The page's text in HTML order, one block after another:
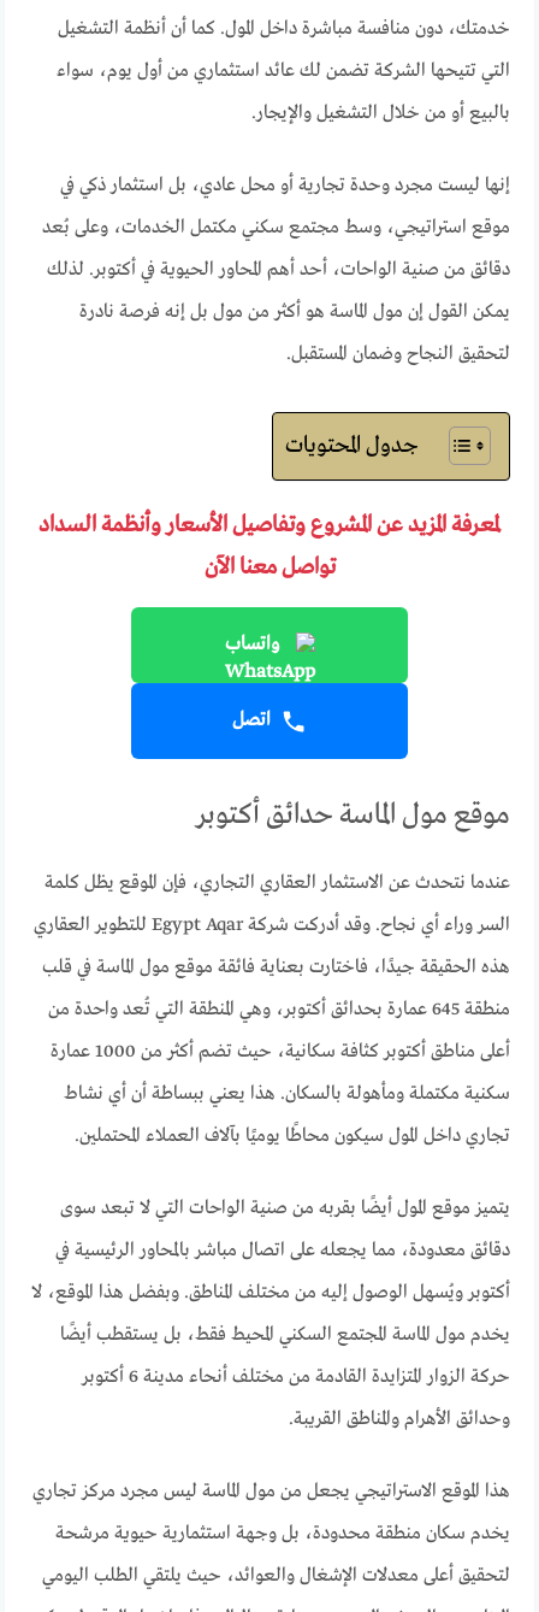
خدمتك، دون منافسة مباشرة داخل المول. كما أن أنظمة التشغيل
التي تتيحها الشركة تضمن لك عائد استثماري من أول يوم، سواء
بالبيع أو من خلال التشغيل والإيجار.
إنها ليست مجرد وحدة تجارية أو محل عادي، بل استثمار ذكي في
موقع استراتيجي، وسط مجتمع سكني مكتمل الخدمات، وعلى بُعد
دقائق من صنية الواحات، أحد أهم المحاور الحيوية في أكتوبر. لذلك
يمكن القول إن مول الماسة هو أكثر من مول بل إنه فرصة نادرة
لتحقيق النجاح وضمان المستقبل.
جدول المحتويات
لمعرفة المزيد عن المشروع وتفاصيل الأسعار وأنظمة السداد
تواصل معنا الآن
واتساب
اتصل
موقع مول الماسة حدائق أكتوبر
عندما نتحدث عن الاستثمار العقاري التجاري، فإن الموقع يظل كلمة
السر وراء أي نجاح. وقد أدركت شركة Egypt Aqar للتطوير العقاري
هذه الحقيقة جيدًا، فاختارت بعناية فائقة موقع مول الماسة في قلب
منطقة 645 عمارة بحدائق أكتوبر، وهي المنطقة التي تُعد واحدة من
أعلى مناطق أكتوبر كثافة سكانية، حيث تضم أكثر من 1000 عمارة
سكنية مكتملة ومأهولة بالسكان. هذا يعني ببساطة أن أي نشاط
تجاري داخل المول سيكون محاطًا يوميًا بآلاف العملاء المحتملين.
يتميز موقع المول أيضًا بقربه من صنية الواحات التي لا تبعد سوى
دقائق معدودة، مما يجعله على اتصال مباشر بالمحاور الرئيسية في
أكتوبر ويُسهل الوصول إليه من مختلف المناطق. وبفضل هذا الموقع، لا
يخدم مول الماسة المجتمع السكني المحيط فقط، بل يستقطب أيضًا
حركة الزوار المتزايدة القادمة من مختلف أنحاء مدينة 6 أكتوبر
وحدائق الأهرام والمناطق القريبة.
هذا الموقع الاستراتيجي يجعل من مول الماسة ليس مجرد مركز تجاري
يخدم سكان منطقة محدودة، بل وجهة استثمارية حيوية مرشحة
لتحقيق أعلى معدلات الإشغال والعوائد، حيث يلتقي الطلب اليومي